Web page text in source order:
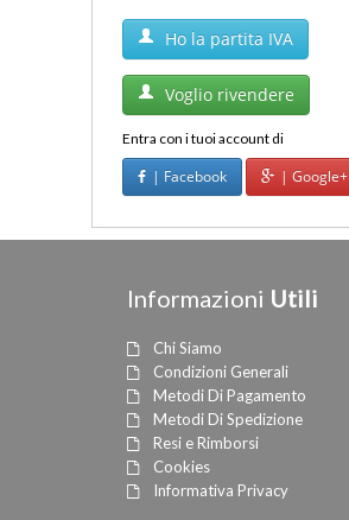
Ho la partita IVA
Voglio rivendere
Entra con i tuoi account di
| Facebook | Google+
Informazioni Utili
Chi Siamo
Condizioni Generali
Metodi Di Pagamento
Metodi Di Spedizione
Resi e Rimborsi
Cookies
Informativa Privacy